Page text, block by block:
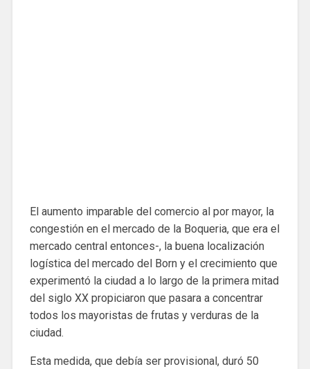
El aumento imparable del comercio al por mayor, la
congestión en el mercado de la Boqueria, que era el
mercado central entonces-, la buena localización
logística del mercado del Born y el crecimiento que
experimentó la ciudad a lo largo de la primera mitad
del siglo XX propiciaron que pasara a concentrar
todos los mayoristas de frutas y verduras de la
ciudad.
Esta medida, que debía ser provisional, duró 50